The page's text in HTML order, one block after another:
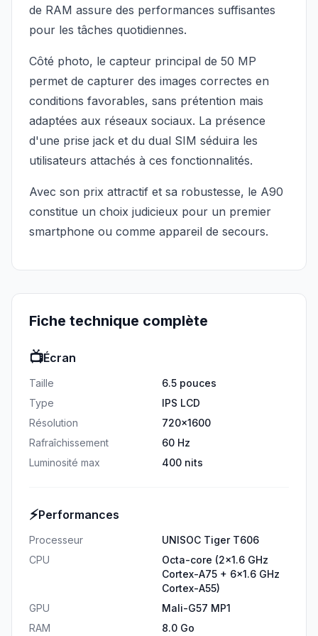
de RAM assure des performances suffisantes
pour les tâches quotidiennes.
Côté photo, le capteur principal de 50 MP
permet de capturer des images correctes en
conditions favorables, sans prétention mais
adaptées aux réseaux sociaux. La présence
d'une prise jack et du dual SIM séduira les
utilisateurs attachés à ces fonctionnalités.
Avec son prix attractif et sa robustesse, le A90
constitue un choix judicieux pour un premier
smartphone ou comme appareil de secours.
Fiche technique complète
📺Écran
Taille
6.5 pouces
Type
IPS LCD
Résolution
720x1600
Rafraîchissement
60 Hz
Luminosité max
400 nits
⚡Performances
Processeur
UNISOC Tiger T606
CPU
Octa-core (2x1.6 GHz
Cortex-A75 + 6x1.6 GHz
Cortex-A55)
GPU
Mali-G57 MP1
RAM
8.0 Go